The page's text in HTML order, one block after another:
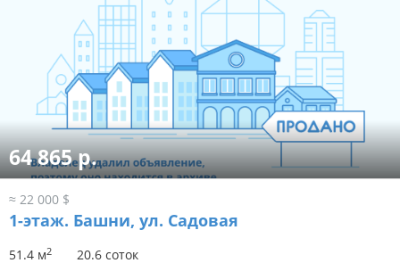
64 865 р.
≈ 22 000 $
1-этаж. Башни, ул. Садовая
51.4 м2 20.6 соток